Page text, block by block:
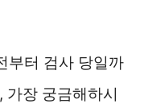
부터 검사 당일까
가장 궁금해하시